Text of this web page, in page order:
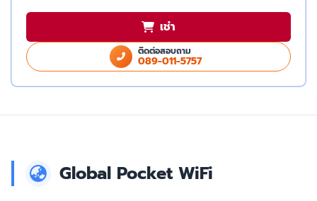
เช่า
ติดต่อสอบถาม
089-011-5757
Global Pocket WiFi